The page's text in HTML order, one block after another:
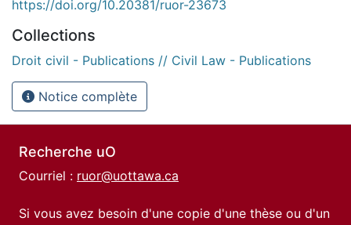
https://doi.org/10.20381/ruor-23673
Collections
Droit civil - Publications // Civil Law - Publications
Notice complète
Recherche uO
Courriel : ruor@uottawa.ca
Si vous avez besoin d'une copie d'une thèse ou d'un